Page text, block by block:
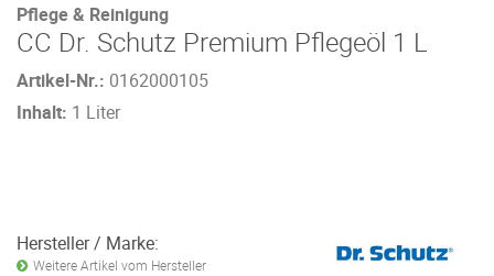
Pflege & Reinigung
CC Dr. Schutz Premium Pflegeöl 1 L
Artikel-Nr.: 0162000105
Inhalt: 1 Liter
Hersteller / Marke:
Weitere Artikel vom Hersteller